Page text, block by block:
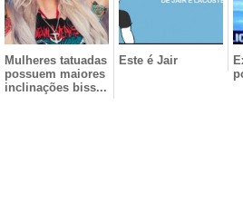
Mulheres tatuadas
possuem maiores
inclinações biss...
Este é Jair